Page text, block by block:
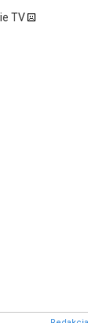
TV